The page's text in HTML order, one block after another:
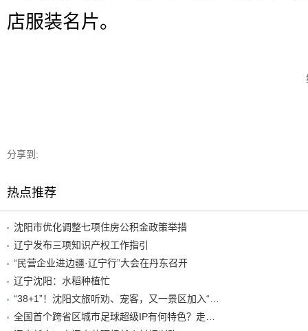
店服装名片。
分享到:
热点推荐
沈阳市优化调整七项住房公积金政策举措
辽宁发布三项知识产权工作指引
“民营企业进边疆·辽宁行”大会在丹东召开
辽宁沈阳：水稻种植忙